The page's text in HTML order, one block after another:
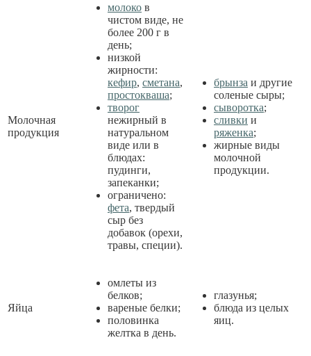
Молочная
продукция
молоко в
чистом виде, не
более 200 г в
день;
низкой
жирности:
кефир, сметана,
простокваша;
творог
нежирный в
натуральном
виде или в
блюдах:
пудинги,
запеканки;
ограничено:
фета, твердый
сыр без
добавок (орехи,
травы, специи).
брынза и другие
соленые сыры;
сыворотка;
сливки и
ряженка;
жирные виды
молочной
продукции.
Яйца
омлеты из
белков;
вареные белки;
половинка
желтка в день.
глазунья;
блюда из целых
яиц.